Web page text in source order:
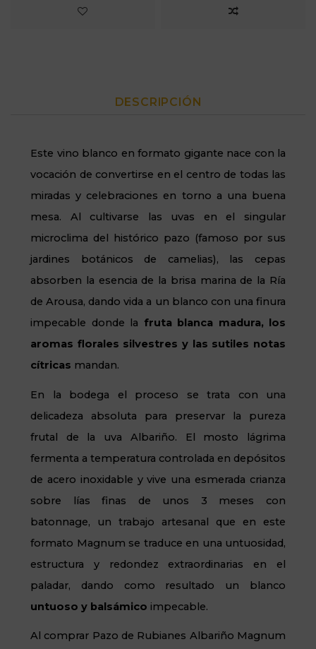
DESCRIPCIÓN
Este vino blanco en formato gigante nace con la
vocación de convertirse en el centro de todas las
miradas y celebraciones en torno a una buena
mesa. Al cultivarse las uvas en el singular
microclima del histórico pazo (famoso por sus
jardines botánicos de camelias), las cepas
absorben la esencia de la brisa marina de la Ría
de Arousa, dando vida a un blanco con una finura
impecable donde la fruta blanca madura, los
aromas florales silvestres y las sutiles notas
cítricas mandan.
En la bodega el proceso se trata con una
delicadeza absoluta para preservar la pureza
frutal de la uva Albariño. El mosto lágrima
fermenta a temperatura controlada en depósitos
de acero inoxidable y vive una esmerada crianza
sobre lías finas de unos 3 meses con
batonnage, un trabajo artesanal que en este
formato Magnum se traduce en una untuosidad,
estructura y redondez extraordinarias en el
paladar, dando como resultado un blanco
untuoso y balsámico impecable.
Al comprar Pazo de Rubianes Albariño Magnum